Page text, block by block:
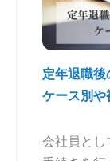
定年退職
ケース別や
会社員とし